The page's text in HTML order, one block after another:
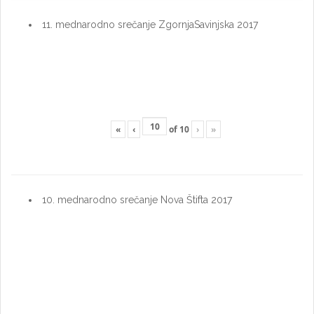
11. mednarodno srečanje ZgornjaSavinjska 2017
« ‹ of 10 › »
10. mednarodno srečanje Nova Štifta 2017